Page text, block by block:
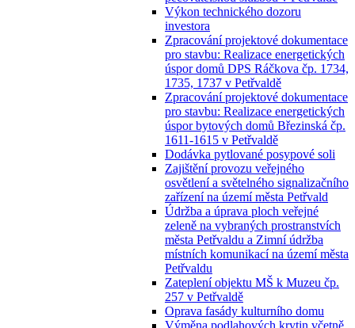
Výkon technického dozoru
investora
Zpracování projektové dokumentace
pro stavbu: Realizace energetických
úspor domů DPS Ráčkova čp. 1734,
1735, 1737 v Petřvaldě
Zpracování projektové dokumentace
pro stavbu: Realizace energetických
úspor bytových domů Březinská čp.
1611-1615 v Petřvaldě
Dodávka pytlované posypové soli
Zajištění provozu veřejného
osvětlení a světelného signalizačního
zařízení na území města Petřvald
Údržba a úprava ploch veřejné
zeleně na vybraných prostranstvích
města Petřvaldu a Zimní údržba
místních komunikací na území města
Petřvaldu
Zateplení objektu MŠ k Muzeu čp.
257 v Petřvaldě
Oprava fasády kulturního domu
Výměna podlahových krytin včetně